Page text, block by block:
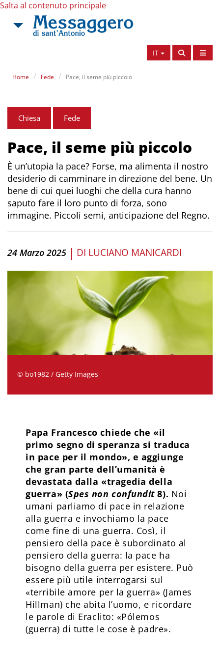
Salta al contenuto principale
IT
Home Fede Pace, il seme più piccolo
Chiesa Fede
Pace, il seme più piccolo
È un’utopia la pace? Forse, ma alimenta il nostro
desiderio di camminare in direzione del bene. Un
bene di cui quei luoghi che della cura hanno
saputo fare il loro punto di forza, sono
immagine. Piccoli semi, anticipazione del Regno.
24 Marzo 2025 | DI LUCIANO MANICARDI
© bo1982 / Getty Images
Papa Francesco chiede che «il
primo segno di speranza si traduca
in pace per il mondo», e aggiunge
che gran parte dell’umanità è
devastata dalla «tragedia della
guerra» (Spes non confundit8). Noi
umani parliamo di pace in relazione
alla guerra e invochiamo la pace
come fine di una guerra. Così, il
pensiero della pace è subordinato al
pensiero della guerra: la pace ha
bisogno della guerra per esistere. Può
essere più utile interrogarsi sul
«terribile amore per la guerra» (James
Hillman) che abita l’uomo, e ricordare
le parole di Eraclito: «Pólemos
(guerra) di tutte le cose è padre».